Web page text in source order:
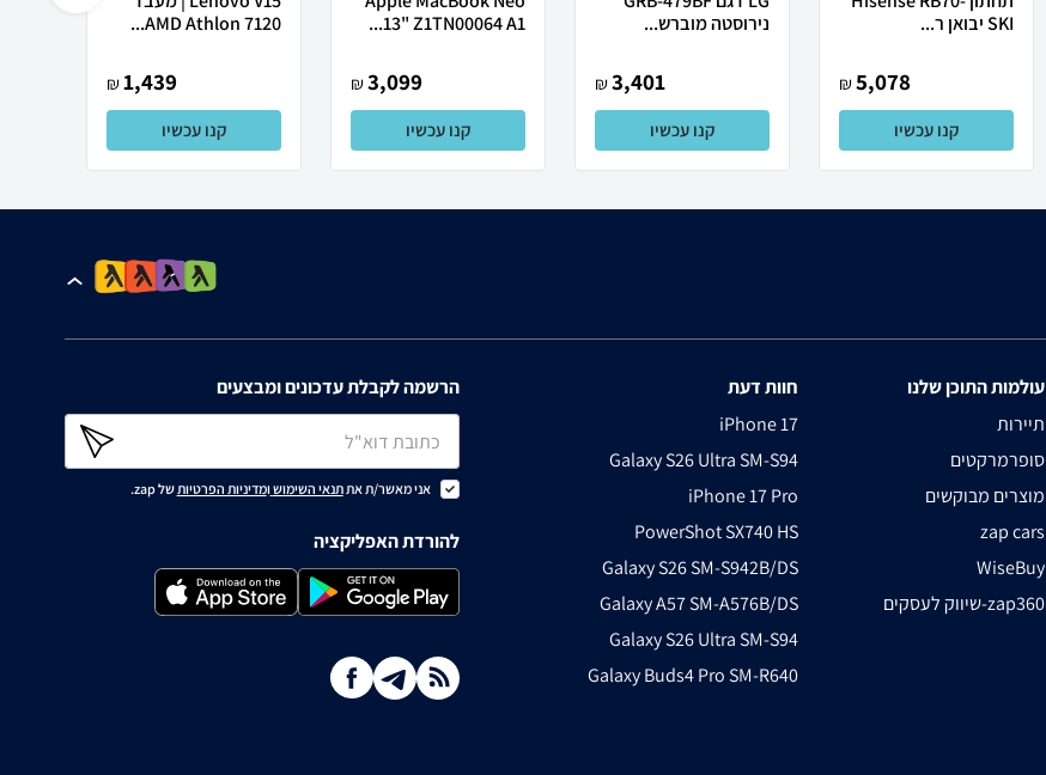
SKI יבואן ר...
5,078
₪
קנו עכשיו
נירוסטה מוברש...
3,401
₪
קנו עכשיו
13" Z1TN00064 A1...
3,099
₪
קנו עכשיו
AMD Athlon 7120...
1,439
₪
קנו עכשיו
עולמות התוכן שלנו
תיירות
סופרמרקטים
מוצרים מבוקשים
zap cars
WiseBuy
שיווק לעסקים-zap360
חוות דעת
iPhone 17
Galaxy S26 Ultra SM-S94
iPhone 17 Pro
PowerShot SX740 HS
Galaxy S26 SM-S942B/DS
Galaxy A57 SM-A576B/DS
Galaxy S26 Ultra SM-S94
Galaxy Buds4 Pro SM-R640
הרשמה לקבלת עדכונים ומבצעים
אני מאשר/ת אתתנאי השימושומדיניות הפרטיותשל zap.
להורדת האפליקציה